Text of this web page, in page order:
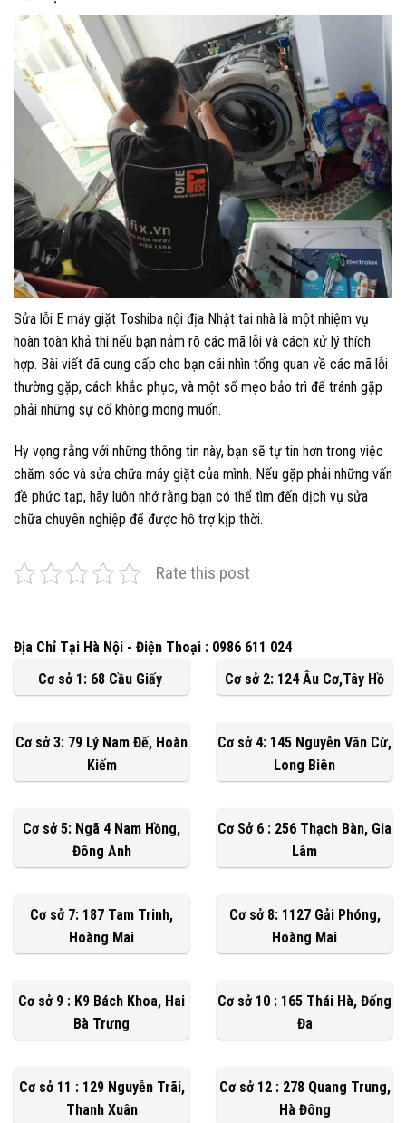
Sửa lỗi E máy giặt Toshiba nội địa Nhật tại nhà là một nhiệm vụ
hoàn toàn khả thi nếu bạn nắm rõ các mã lỗi và cách xử lý thích
hợp. Bài viết đã cung cấp cho bạn cái nhìn tổng quan về các mã lỗi
thường gặp, cách khắc phục, và một số mẹo bảo trì để tránh gặp
phải những sự cố không mong muốn.
Hy vọng rằng với những thông tin này, bạn sẽ tự tin hơn trong việc
chăm sóc và sửa chữa máy giặt của mình. Nếu gặp phải những vấn
đề phức tạp, hãy luôn nhớ rằng bạn có thể tìm đến dịch vụ sửa
chữa chuyên nghiệp để được hỗ trợ kịp thời.
Rate this post
Địa Chỉ Tại Hà Nội - Điện Thoại : 0986 611 024
Cơ sở 1: 68 Cầu Giấy
Cơ sở 2: 124 Âu Cơ,Tây Hồ
Cơ sở 3: 79 Lý Nam Đế, Hoàn
Kiếm
Cơ sở 4: 145 Nguyễn Văn Cừ,
Long Biên
Cơ sở 5: Ngã 4 Nam Hồng,
Đông Anh
Cơ Sở 6 : 256 Thạch Bàn, Gia
Lâm
Cơ sở 7: 187 Tam Trinh,
Hoàng Mai
Cơ sở 8: 1127 Gải Phóng,
Hoàng Mai
Cơ sở 9 : K9 Bách Khoa, Hai
Bà Trưng
Cơ sở 10 : 165 Thái Hà, Đống
Đa
Cơ sở 11 : 129 Nguyễn Trãi,
Thanh Xuân
Cơ sở 12 : 278 Quang Trung,
Hà Đông